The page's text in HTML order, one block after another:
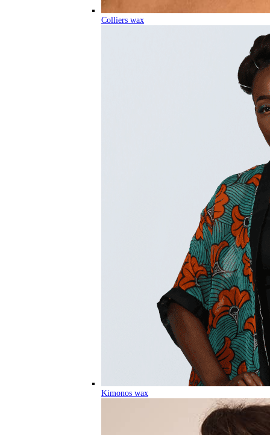
Colliers wax
Kimonos wax